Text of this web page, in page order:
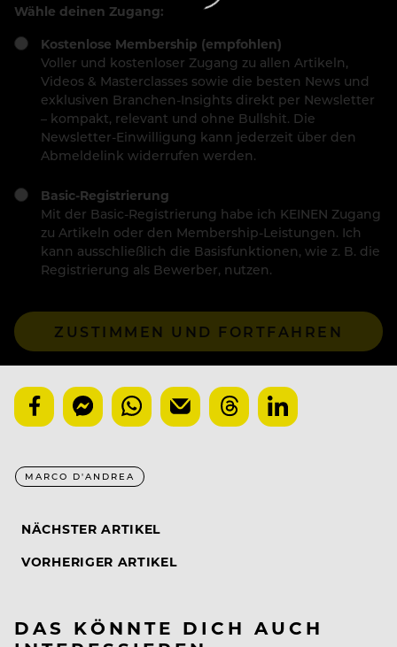
Wähle deinen Zugang:
Kostenlose Membership (empfohlen)
Voller und kostenloser Zugang zu allen Artikeln,
Videos & Masterclasses sowie die besten News und
exklusiven Branchen-Insights direkt per Newsletter
– kompakt, relevant und ohne Bullshit. Die
Newsletter-Einwilligung kann jederzeit über den
Abmeldelink widerrufen werden.
Basic-Registrierung
Mit der Basic-Registrierung habe ich KEINEN Zugang
zu Artikeln oder den Membership-Leistungen. Ich
kann ausschließlich die Basisfunktionen, wie z. B. die
Registrierung als Bewerber, nutzen.
ZUSTIMMEN UND FORTFAHREN
MARCO D'ANDREA
NÄCHSTER ARTIKEL
VORHERIGER ARTIKEL
DAS KÖNNTE DICH AUCH